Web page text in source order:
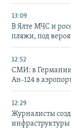
13:09
В Ялте МЧС и
пляжи, под
12:52
СМИ: в Германии
Ан-124 в
12:29
Журналисты
инфраструктуры